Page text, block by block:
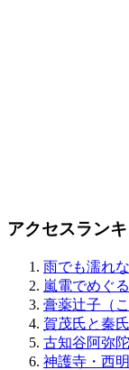
アクセスラン
雨でも濡れ
嵐電でめぐ
膏薬辻子（
賀茂氏と秦氏
古知谷阿弥
神護寺・西